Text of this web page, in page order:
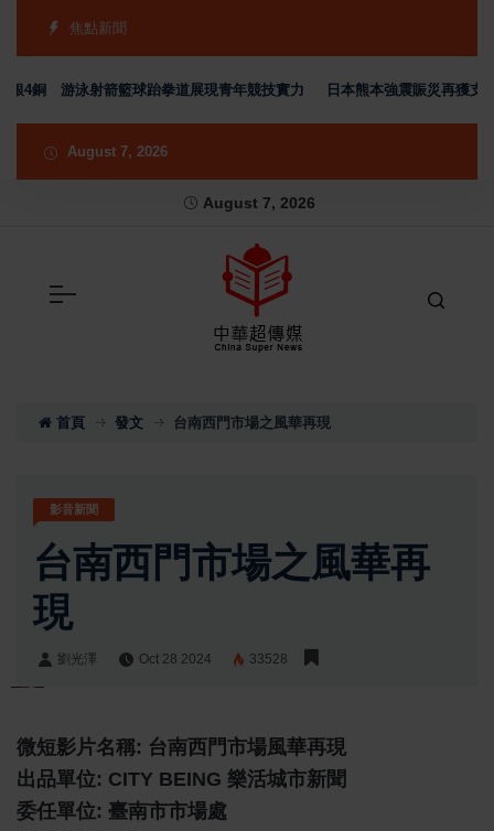
焦點新聞
銅 游泳射箭籃球跆拳道展現青年競技實力 日本熊本強震賑災再獲支持
August 7, 2026
August 7, 2026
首頁 發文 台南西門市場之風華再現
影音新聞
台南西門市場之風華再
現
劉光澤 Oct 28 2024 33528
微短影片名稱: 台南西門市場風華再現
出品單位: CITY BEING 樂活城市新聞
委任單位: 臺南市市場處